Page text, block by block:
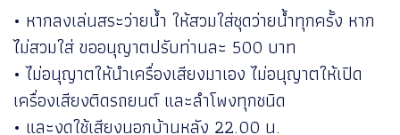
• หากลงเล่นสระว่ายน้ำ ให้สวมใส่ชุดว่ายน้ำทุกครั้ง หาก
ไม่สวมใส่ ขออนุญาตปรับท่านละ 500 บาท
• ไม่อนุญาตให้นำเครื่องเสียงมาเอง ไม่อนุญาตให้เปิด
เครื่องเสียงติดรถยนต์ และลำโพงทุกชนิด
• และงดใช้เสียงนอกบ้านหลัง 22.00 น.